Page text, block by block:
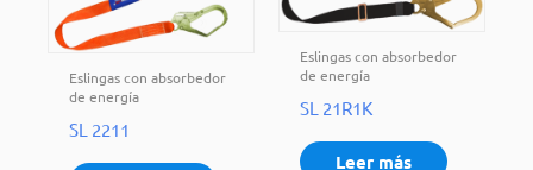
Eslingas con absorbedor
de energía
SL 2211
Eslingas con absorbedor
de energía
SL 21R1K
Leer más